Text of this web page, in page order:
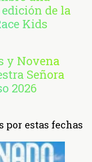
de la
Kids
y Novena
Señora
2026
por estas fechas